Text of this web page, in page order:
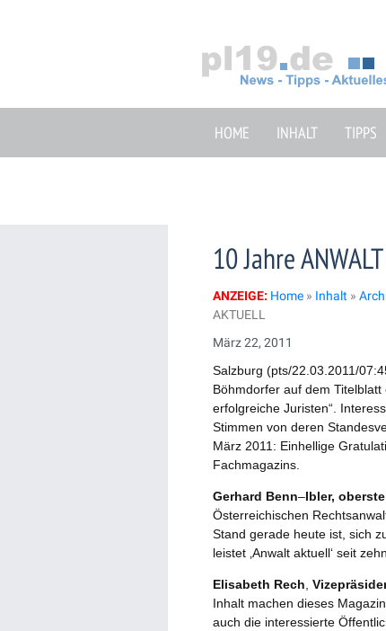
HOME INHALT TIPPS
10 Jahre
ANZEIGE: Home » Inhalt »
AKTUELL
März 22, 2011
Salzburg (pts/22.03.2011/
Böhmdorfer auf dem
erfolgreiche Juristen“.
Stimmen von deren
März 2011: Einhellige
Fachmagazins.
Gerhard Benn–Ibler,
Österreichischen
Stand gerade heute ist, sich
leistet ‚Anwalt aktuell‘ seit
Elisabeth Rech
Inhalt machen dieses
auch die interessierte